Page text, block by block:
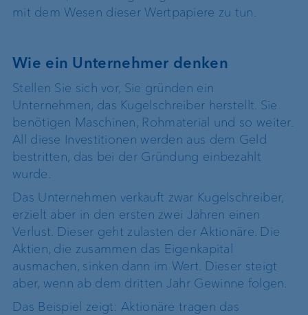
mit dem Wesen dieser Wertpapiere zu tun.
Wie ein Unternehmer denken
Stellen Sie sich vor, Sie gründen ein
Unternehmen, das Kugelschreiber herstellt. Sie
benötigen Maschinen, Rohmaterial und so weiter.
All diese Investitionen werden aus dem Geld
bestritten, das bei der Gründung einbezahlt
wurde.
Das Unternehmen verkauft zwar Kugelschreiber,
erzielt aber in den ersten zwei Jahren einen
Verlust. Dieser geht zulasten der Aktionäre. Die
Aktien, die zusammen das Eigenkapital
ausmachen, sinken dann im Wert. Dieser steigt
aber, wenn ab dem dritten Jahr Gewinne folgen.
Das Beispiel zeigt: Aktionäre tragen das